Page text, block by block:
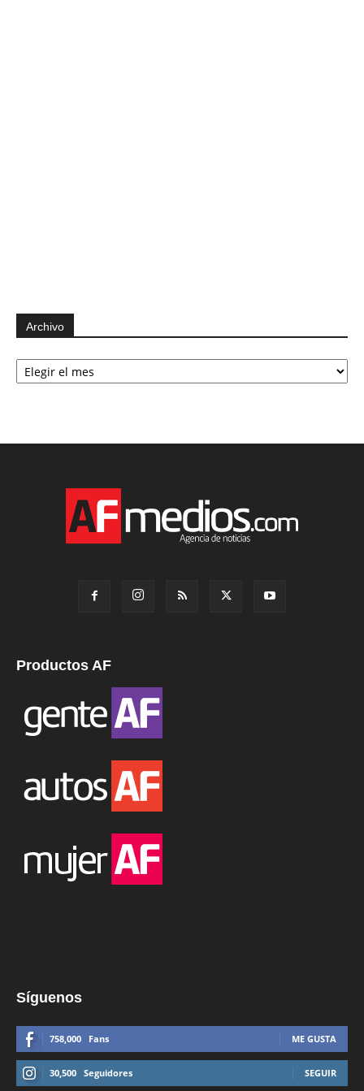
Archivo
Archivo
Productos AF
Síguenos
758,000 Fans ME GUSTA
30,500 Seguidores SEGUIR